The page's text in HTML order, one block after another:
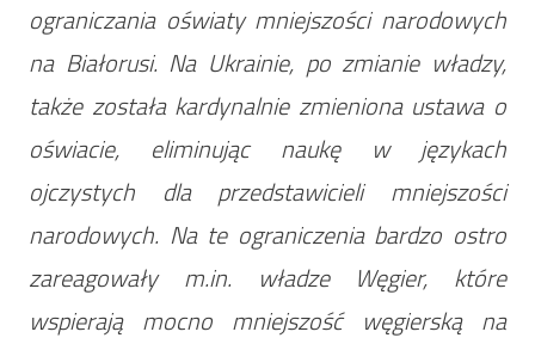
ograniczania oświaty mniejszości narodowych
na Białorusi. Na Ukrainie, po zmianie władzy,
także została kardynalnie zmieniona ustawa o
oświacie, eliminując naukę w językach
ojczystych dla przedstawicieli mniejszości
narodowych. Na te ograniczenia bardzo ostro
zareagowały m.in. władze Węgier, które
wspierają mocno mniejszość węgierską na